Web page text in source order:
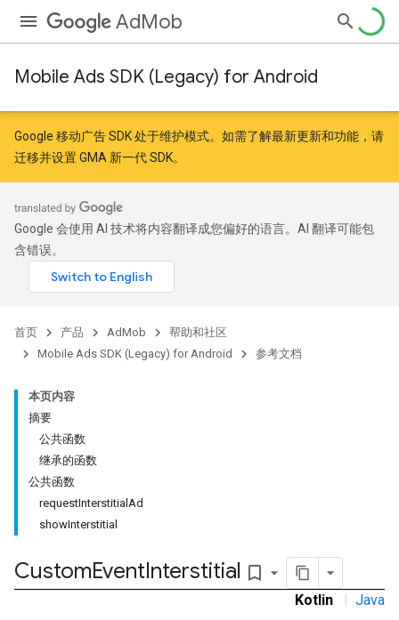
AdMob
Mobile Ads SDK (Legacy) for Android
Google 移动广告 SDK 处于维护模式。如需了解最新更新和功能，请
迁移并设置 GMA 新一代 SDK。
Google 会使用 AI 技术将内容翻译成您偏好的语言。AI 翻译可能包
含错误。
首页 产品 AdMob
帮助和社区
Mobile Ads SDK (Legacy) for Android
参考文档
本页内容
摘要
公共函数
继承的函数
公共函数
requestInterstitialAd
showInterstitial
CustomEventInterstitial bookmark_border
Kotlin | Java